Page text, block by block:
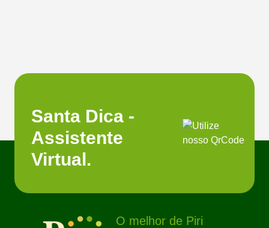
Santa Dica -
Assistente
Virtual.
O melhor de Piri